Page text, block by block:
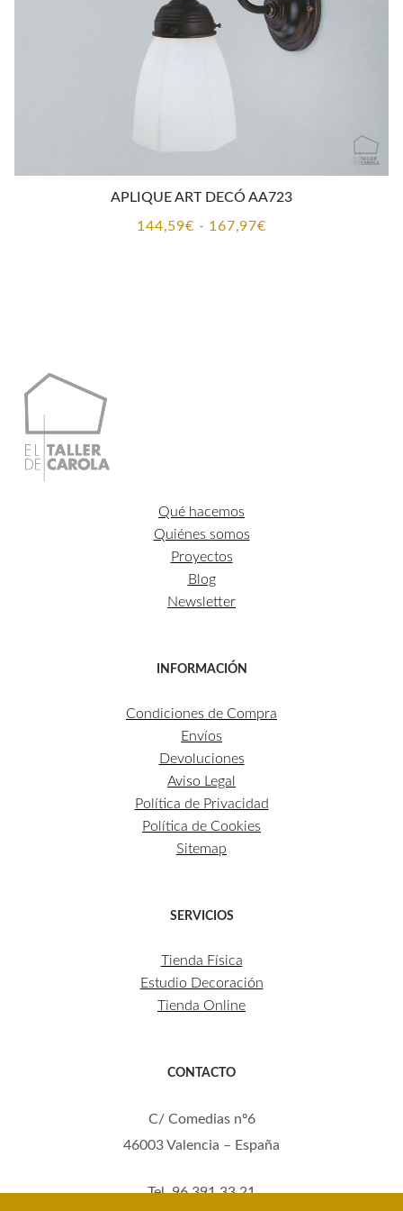
APLIQUE ART DECÓ AA723
144,59€ - 167,97€Rango
Qué hacemos
Quiénes somos
Proyectos
Blog
Newsletter
INFORMACIÓN
Condiciones de Compra
Envíos
Devoluciones
Aviso Legal
Política de Privacidad
Política de Cookies
Sitemap
SERVICIOS
Tienda Física
Estudio Decoración
Tienda Online
CONTACTO
C/ Comedias nº6
46003 Valencia – España
Tel. 96 391 33 21